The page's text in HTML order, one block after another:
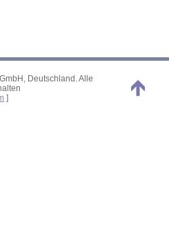
Deutschland. Alle
]